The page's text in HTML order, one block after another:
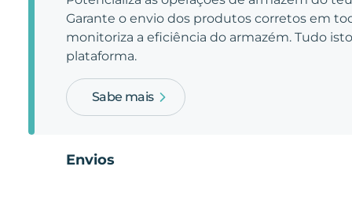
Garante o envio dos produtos corretos em
monitoriza a eficiência do armazém. Tudo
plataforma.
Sabe mais
Envios